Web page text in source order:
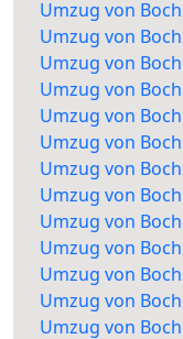
Umzug von
Umzug von
Umzug von
Umzug von
Umzug von
Umzug von
Umzug von
Umzug von
Umzug von
Umzug von
Umzug von
Umzug von
Umzug von